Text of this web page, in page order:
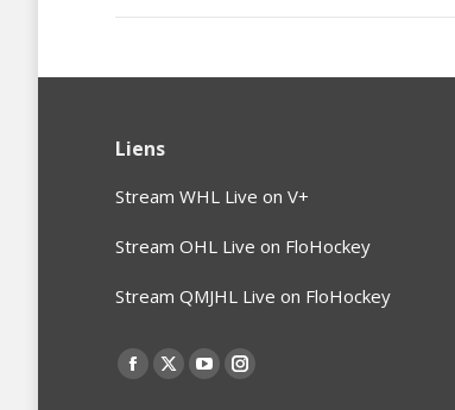
Liens
Stream WHL Live on V+
Stream OHL Live on FloHockey
Stream QMJHL Live on FloHockey
Find us on:
Facebook
X
YouTubeInstagram